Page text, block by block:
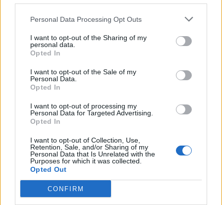
Personal Data Processing Opt Outs
I want to opt-out of the Sharing of my
personal data.
Opted In
I want to opt-out of the Sale of my
Personal Data.
Opted In
I want to opt-out of processing my
Personal Data for Targeted Advertising.
Opted In
I want to opt-out of Collection, Use,
Retention, Sale, and/or Sharing of my
Personal Data that Is Unrelated with the
Purposes for which it was collected.
Opted Out
CONFIRM
TAIP PAT SKAITYKITE
Laisvalaikis
Sužinokite pagal savo
gimimo datą, kas buvote